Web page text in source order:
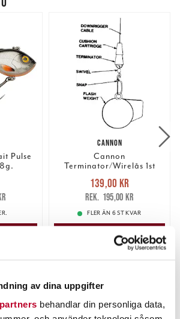
av dina uppgifter
behandlar din personliga data,
Pulse
pris
CANNON
Cannon
Terminator/Wirelås 1st
Nuvarande pris
139,00 krTidigare pris
195,00 kr
139,00 kr
195,00 kr
FLER ÄN 6 ST KVAR
LÄGG I VARUKORGEN
PÅ